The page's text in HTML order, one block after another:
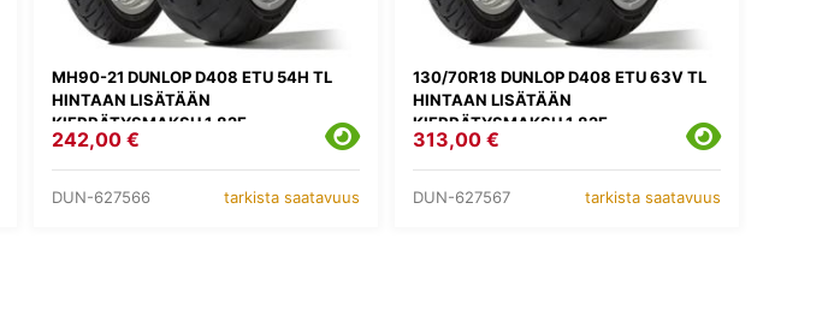
MH90-21 DUNLOP D408 ETU 54H TL
HINTAAN LISÄTÄÄN
KIERRÄTYSMAKSU 1,82E
242,00 €
DUN-627566 tarkista saatavuus
130/70R18 DUNLOP D408 ETU 63V TL
HINTAAN LISÄTÄÄN
KIERRÄTYSMAKSU 1,82E
313,00 €
DUN-627567 tarkista saatavuus